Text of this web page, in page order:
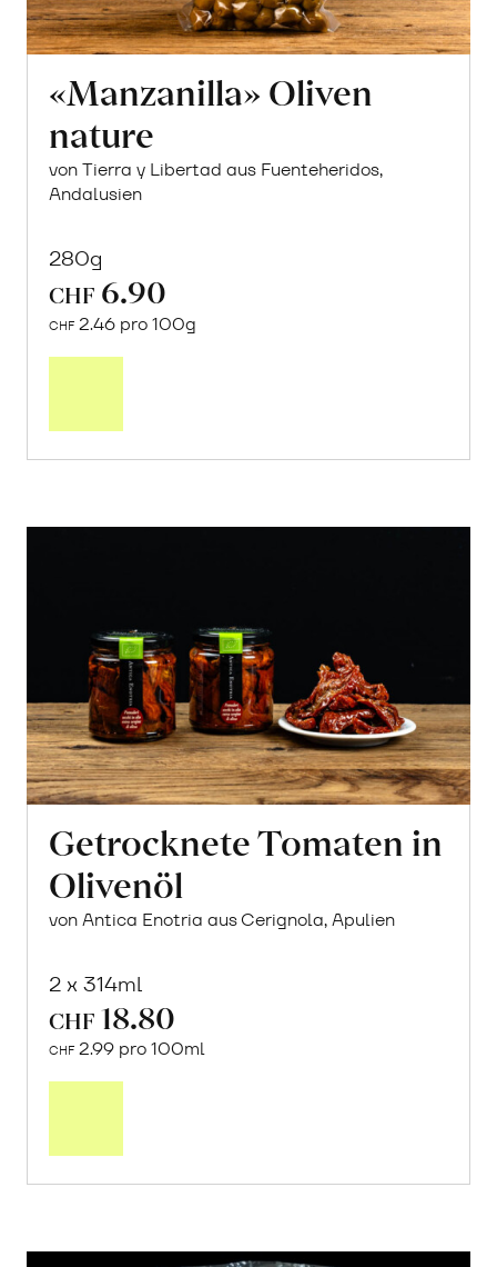
«Manzanilla» Oliven
nature
von Tierra y Libertad aus Fuenteheridos,
Andalusien
280g
CHF 6.90
CHF 2.46 pro 100g
Getrocknete Tomaten in
Olivenöl
von Antica Enotria aus Cerignola, Apulien
2 x 314ml
CHF 18.80
CHF 2.99 pro 100ml